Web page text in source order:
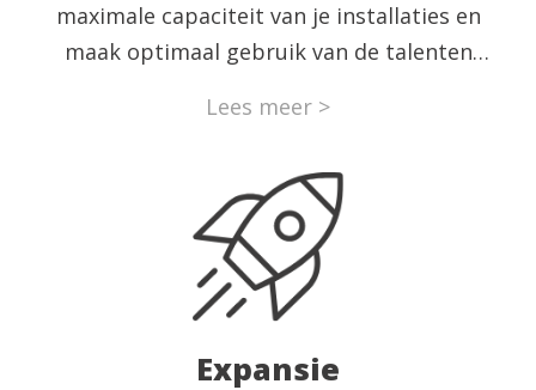
maximale capaciteit van je installaties en
maak optimaal gebruik van de talenten
weer het hoogst haalbare resultaat kunt
Lees meer >
Expansie